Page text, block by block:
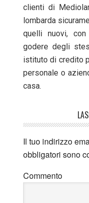
clienti di
lombarda
quelli nuovi,
godere degli
istituto di credito
personale o
casa.
Il tuo indirizzo
obbligatori sono
Commento